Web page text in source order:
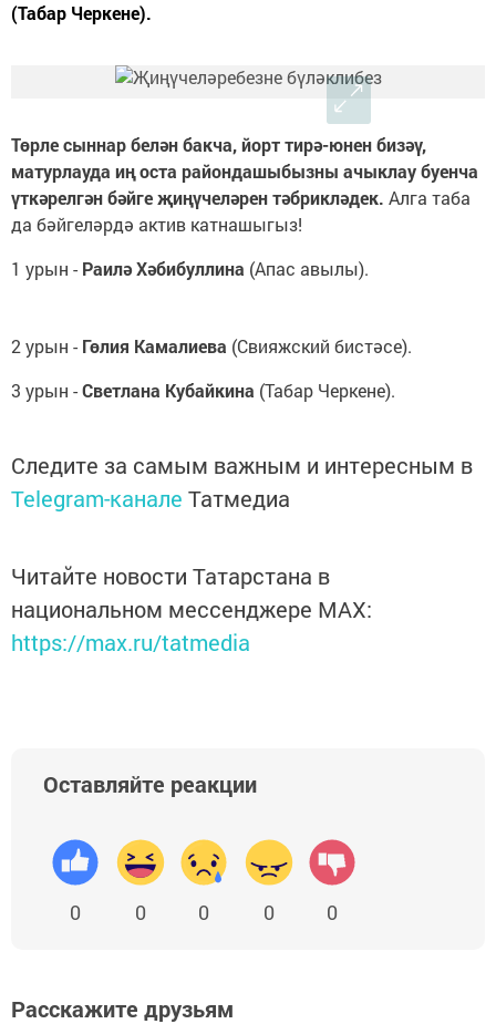
(Табар Черкене).
Төрле сыннар белән бакча, йорт тирә-юнен бизәү,
матурлауда иң оста райондашыбызны ачыклау буенча
үткәрелгән бәйге җиңүчеләрен тәбрикләдек. Алга таба
да бәйгеләрдә актив катнашыгыз!
1 урын - Раилә Хәбибуллина (Апас авылы).
2 урын - Гөлия Камалиева (Свияжский бистәсе).
3 урын -Светлана Кубайкина (Табар Черкене).
Следите за самым важным и интересным в
Telegram-канале Татмедиа
Читайте новости Татарстана в
национальном мессенджере MАХ:
https://max.ru/tatmedia
Оставляйте реакции
0 0 0 0 0
Расскажите друзьям